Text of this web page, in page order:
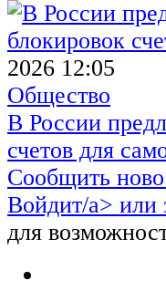
2026 12:05
Общество
В России
счетов для
Сообщить
Войдит/a> или
для